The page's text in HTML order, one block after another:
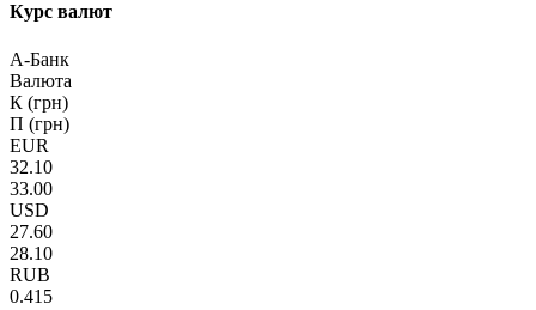
Курс валют
А-Банк
Валюта
К (грн)
П (грн)
EUR
32.10
33.00
USD
27.60
28.10
RUB
0.415